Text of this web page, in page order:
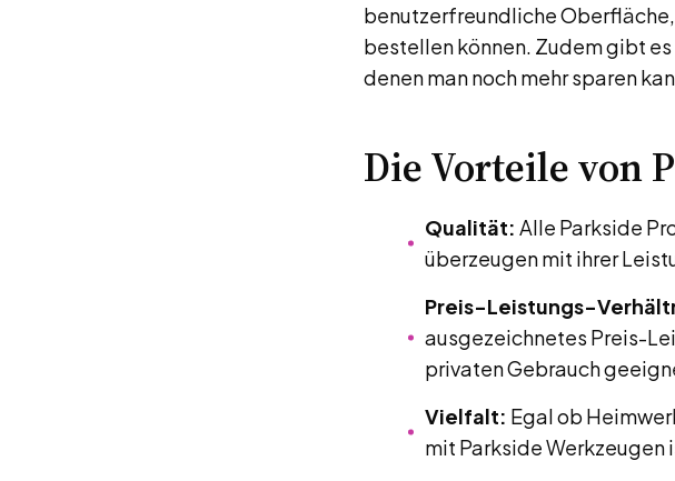
benutzerfreundliche
bestellen können. Zudem gibt
denen man noch mehr sparen
Die Vorteile von
Qualität: Alle Parkside
überzeugen mit ihrer
Preis-Leistungs-
ausgezeichnetes Preis-
privaten Gebrauch
Vielfalt: Egal ob
mit Parkside